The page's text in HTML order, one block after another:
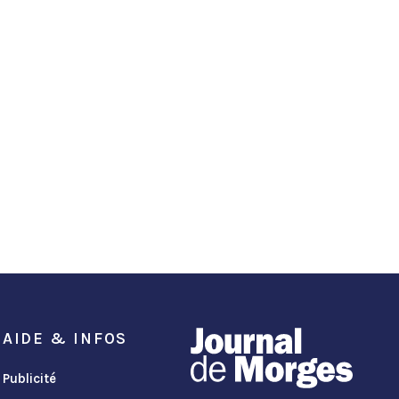
AIDE & INFOS
Publicité